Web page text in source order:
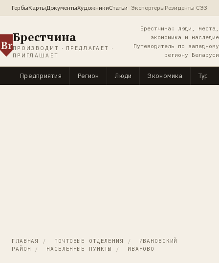
ГербыКартыДокументыХудожникиСтатьи ЭкспортерыРезиденты СЭЗ
Br
Брестчина
ПРОИЗВОДИТ · ПРЕДЛАГАЕТ ·
ПРИГЛАШАЕТ
Брестчина: люди, места,
экономика и наследие
Путеводитель по западному
региону Беларуси
Предприятия Регион Люди Экономика
ГЛАВНАЯ / ПОЧТОВЫЕ ОТДЕЛЕНИЯ /
ИВАНОВСКИЙ
РАЙОН
/ НАСЕЛЕННЫЕ ПУНКТЫ / ИВАНОВО